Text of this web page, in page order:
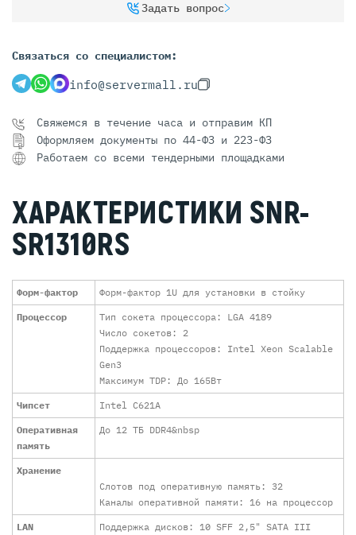
Задать вопрос
Связаться со специалистом:
info@servermall.ru
Свяжемся в течение часа и отправим КП
Оформляем документы по 44-ФЗ и 223-ФЗ
Работаем со всеми тендерными площадками
ХАРАКТЕРИСТИКИ SNR-
SR1310RS
Форм-фактор Форм-фактор 1U для установки в стойку
Процессор
Тип сокета процессора: LGA 4189
Число сокетов: 2
Поддержка процессоров: Intel Xeon Scalable
Gen3
Максимум TDP: До 165Вт
Чипсет Intel C621A
Оперативная
память
До 12 ТБ DDR4&nbsp
Хранение
Слотов под оперативную память: 32
Каналы оперативной памяти: 16 на процессор
LAN
Поддержка дисков: 10 SFF 2,5" SATA III